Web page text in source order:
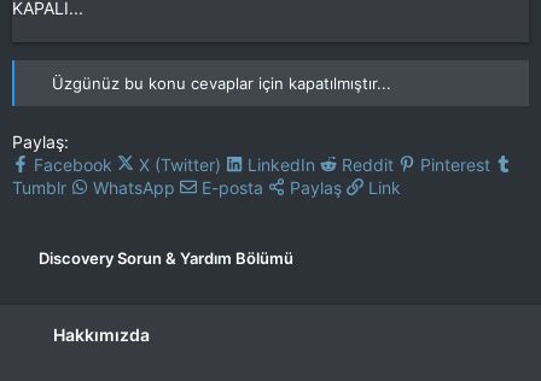
KAPALI...
Üzgünüz bu konu cevaplar için kapatılmıştır...
Paylaş:
Facebook
X (Twitter) LinkedIn Reddit
Pinterest
Tumblr
WhatsApp E-posta Paylaş Link
Discovery Sorun & Yardım Bölümü
Hakkımızda